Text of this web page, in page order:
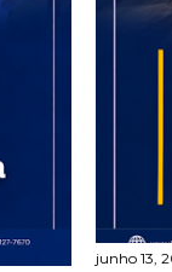
junho 13,